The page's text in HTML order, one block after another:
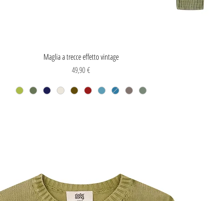
Vista rapida
Maglia a trecce effetto vintage
Prezzo
49,90 €